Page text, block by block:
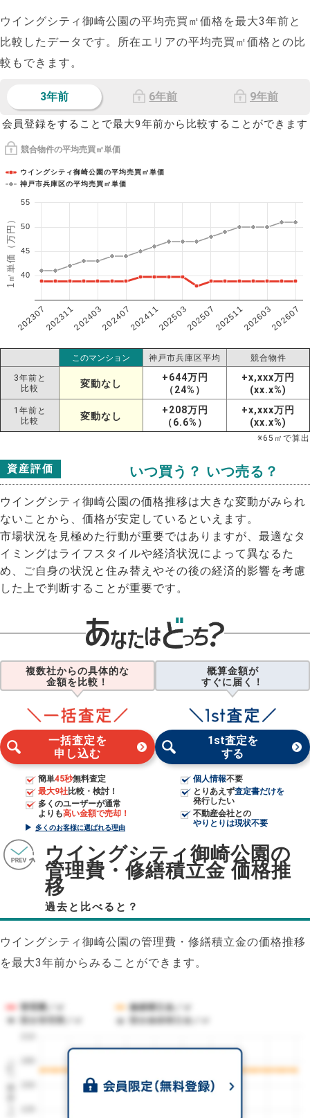
ウイングシティ御崎公園の平均売買㎡価格を最大3年前と
比較したデータです。所在エリアの平均売買㎡価格との比
較もできます。
3年前 6年前 9年前
会員登録をすることで最大9年前から比較することができます
競合物件の平均売買㎡単価
1㎡単価（万円）
ウイングシティ御崎公園の平均売買㎡単価
神戸市兵庫区の平均売買㎡単価
202307202311202403202407202411202503202507202511202603202607
40
45
50
55
このマンション 神戸市兵庫区平均 競合物件
3年前と
比較
変動なし
+644万円
（24%）
+x,xxx万円
(xx.x%)
1年前と
比較
変動なし
+208万円
（6.6%）
+x,xxx万円
(xx.x%)
※65 ㎡で算出
資産評価 いつ買う？ いつ売る？
ウイングシティ御崎公園の価格推移は大きな変動がみられ
ないことから、価格が安定しているといえます。
市場状況を見極めた行動が重要ではありますが、最適なタ
イミングはライフスタイルや経済状況によって異なるた
め、ご自身の状況と住み替えやその後の経済的影響を考慮
した上で判断することが重要です。
複数社からの具体的な
金額を比較！
一括査定を
申し込む
簡単45秒無料査定
最大9社比較・検討！
多くのユーザーが通常
よりも高い金額で売却！
多くのお客様に選ばれる理由
概算金額が
すぐに届く！
1st査定を
する
個人情報不要
とりあえず査定書だけを
発行したい
不動産会社との
やりとりは現状不要
ウイングシティ御崎公園の
管理費・修繕積立金 価格推
移
過去と比べると？
ウイングシティ御崎公園の管理費・修繕積立金の価格推移
を最大3年前からみることができます。
1㎡単価（円）
管理費／㎡
修繕積立金／㎡
競合管理費／㎡
競合修繕積立金／㎡